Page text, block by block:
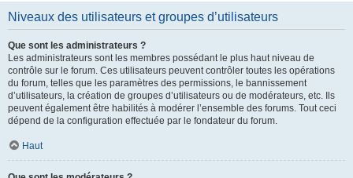
Niveaux des utilisateurs et groupes d’utilisateurs
Que sont les administrateurs ?
Les administrateurs sont les membres possédant le plus haut niveau de
contrôle sur le forum. Ces utilisateurs peuvent contrôler toutes les opérations
du forum, telles que les paramètres des permissions, le bannissement
d’utilisateurs, la création de groupes d’utilisateurs ou de modérateurs, etc. Ils
peuvent également être habilités à modérer l’ensemble des forums. Tout ceci
dépend de la configuration effectuée par le fondateur du forum.
Haut